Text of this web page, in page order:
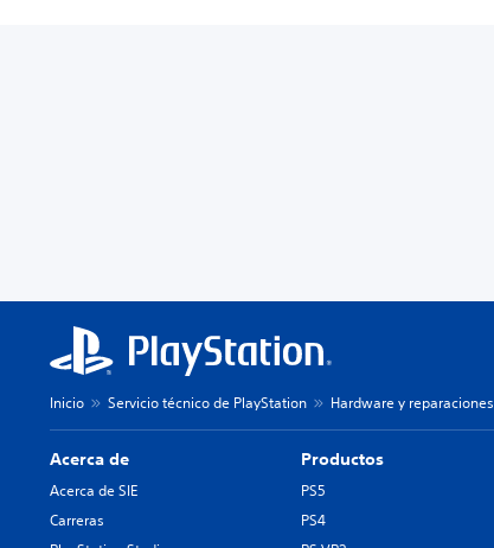
Inicio Servicio técnico de PlayStation Hardware y reparaciones
Acerca de
Acerca de SIE
Carreras
Productos
PS5
PS4